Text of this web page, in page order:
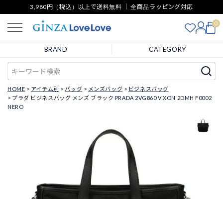
3,980円（税込）以上で送料無料 ｜ 全商品ラッピング対応
0
BRAND CATEGORY
HOME アイテム別 バッグ メンズバッグ
ビジネスバッグ
プラダ ビジネスバッグ メンズ ブラック PRADA 2VG860 V XON 2DMH F0002
NERO